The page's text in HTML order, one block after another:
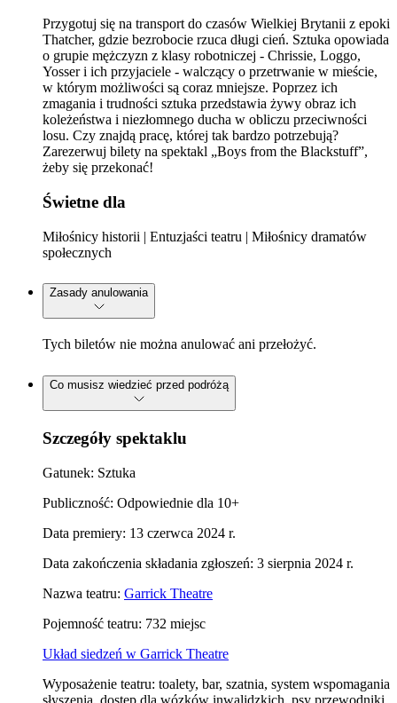
Przygotuj się na transport do czasów Wielkiej Brytanii z epoki
Thatcher, gdzie bezrobocie rzuca długi cień. Sztuka opowiada
o grupie mężczyzn z klasy robotniczej - Chrissie, Loggo,
Yosser i ich przyjaciele - walczący o przetrwanie w mieście,
w którym możliwości są coraz mniejsze. Poprzez ich
zmagania i trudności sztuka przedstawia żywy obraz ich
koleżeństwa i niezłomnego ducha w obliczu przeciwności
losu. Czy znajdą pracę, której tak bardzo potrzebują?
Zarezerwuj bilety na spektakl „Boys from the Blackstuff”,
żeby się przekonać!
Świetne dla
Miłośnicy historii | Entuzjaści teatru | Miłośnicy dramatów
społecznych
Zasady anulowania
Tych biletów nie można anulować ani przełożyć.
Co musisz wiedzieć przed podróżą
Szczegóły spektaklu
Gatunek: Sztuka
Publiczność: Odpowiednie dla 10+
Data premiery: 13 czerwca 2024 r.
Data zakończenia składania zgłoszeń: 3 sierpnia 2024 r.
Nazwa teatru: Garrick Theatre
Pojemność teatru: 732 miejsc
Układ siedzeń w Garrick Theatre
Wyposażenie teatru: toalety, bar, szatnia, system wspomagania
słyszenia, dostęp dla wózków inwalidzkich, psy przewodniki